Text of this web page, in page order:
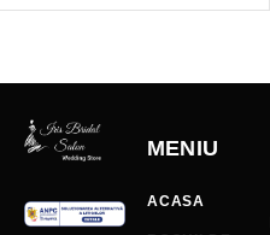
MENIU
ACASA